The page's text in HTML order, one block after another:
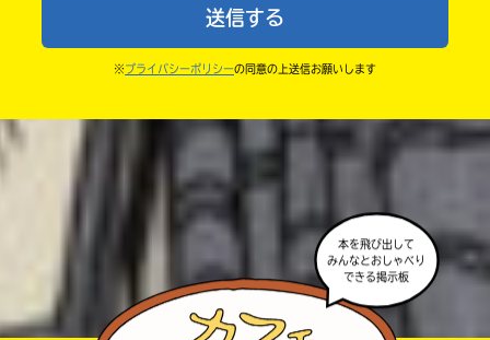
ならないよう気をつけてね。
・キャンペーン開催中は、投稿した後の画面にバナー
・ポプラ社の宣伝物で紹介させてもらうことがある
きこんでいたり、字がまちがっていたりしないか、読
みなおしてみてね。
送信する
※ プライバシーポリシーの同意の上送信お願いします
本を飛び出して
みんなとおしゃべり
できる掲示板